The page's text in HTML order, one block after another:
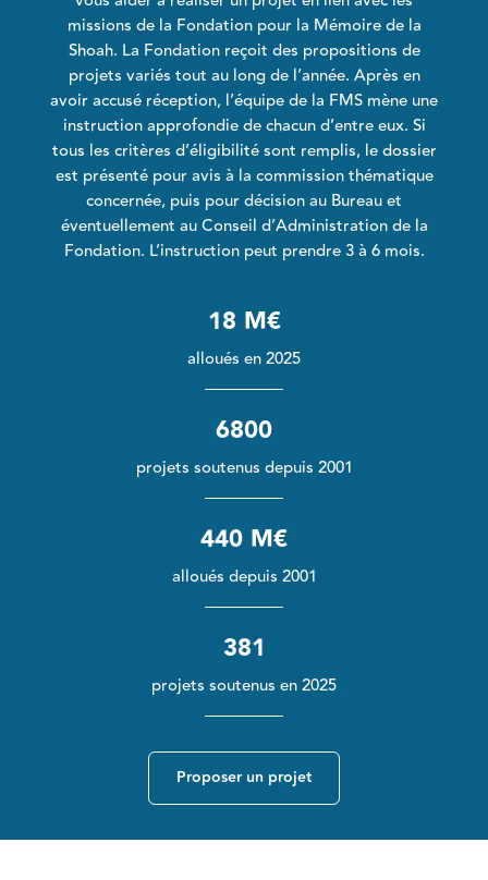
missions de la Fondation pour la Mémoire de la
Shoah. La Fondation reçoit des propositions de
projets variés tout au long de l’année. Après en
avoir accusé réception, l’équipe de la FMS mène une
instruction approfondie de chacun d’entre eux. Si
tous les critères d’éligibilité sont remplis, le dossier
est présenté pour avis à la commission thématique
concernée, puis pour décision au Bureau et
éventuellement au Conseil d’Administration de la
Fondation. L’instruction peut prendre 3 à 6 mois.
18 M€
alloués en 2025
6800
projets soutenus depuis 2001
440 M€
alloués depuis 2001
381
projets soutenus en 2025
Proposer un projet